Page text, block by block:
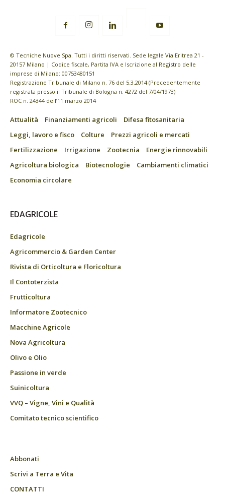
© Tecniche Nuove Spa. Tutti i diritti riservati. Sede legale Via Eritrea 21 -
20157 Milano | Codice fiscale, Partita IVA e Iscrizione al Registro delle
imprese di Milano: 00753480151
Registrazione Tribunale di Milano n. 76 del 5.3.2014 (Precedentemente
registrata presso il Tribunale di Bologna n. 4272 del 7/04/1973)
ROC n. 24344 dell’11 marzo 2014
Attualità Finanziamenti agricoli
Difesa fitosanitaria
Leggi, lavoro e fisco
Colture
Prezzi agricoli e mercati
Fertilizzazione
Irrigazione Zootecnia
Energie rinnovabili
Agricoltura biologica
Biotecnologie
Cambiamenti climatici
Economia circolare
EDAGRICOLE
Edagricole
Agricommercio & Garden Center
Rivista di Orticoltura e Floricoltura
Il Contoterzista
Frutticoltura
Informatore Zootecnico
Macchine Agricole
Nova Agricoltura
Olivo e Olio
Passione in verde
Suinicoltura
VVQ – Vigne, Vini e Qualità
Comitato tecnico scientifico
Abbonati
Scrivi a Terra e Vita
CONTATTI